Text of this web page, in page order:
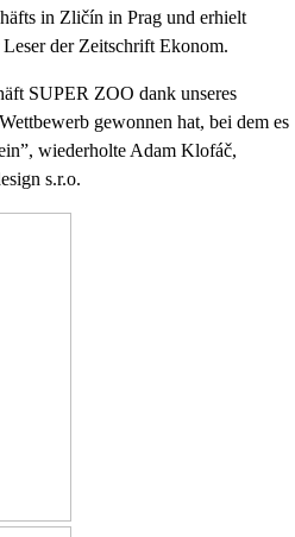
in Zličín in Prag und erhielt
der Zeitschrift Ekonom.
SUPER ZOO dank unseres
gewonnen hat, bei dem es
wiederholte Adam Klofáč,
s.r.o.